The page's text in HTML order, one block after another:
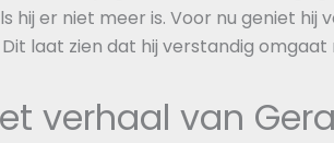
hij er niet meer is. Voor nu geniet hij
laat zien dat hij verstandig omgaat
verhaal van